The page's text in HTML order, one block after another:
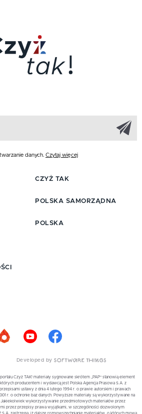
danych. Czytaj więcej
CZYŻ TAK
POLSKA SAMORZĄDNA
POLSKA
Developed by
Czyż TAK! materiały sygnowane skrótem „PAP” stanowią element
producentem i wydawcą jest Polska Agencja Prasowa S.A. z
ustawy z dnia 4 lutego 1994 r. o prawie autorskim i prawach
r. o ochronie baz danych. Powyższe materiały są wykorzystywane na
wykorzystywanie przedmiotowych materiałów przez
przez przepisy prawa wyjątkami, w szczególności dozwolonym